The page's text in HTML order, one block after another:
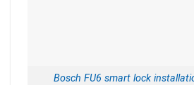
Bosch FU6 smart lock